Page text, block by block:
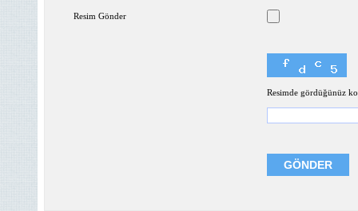
Resim Gönder
Resimde gördüğünüz